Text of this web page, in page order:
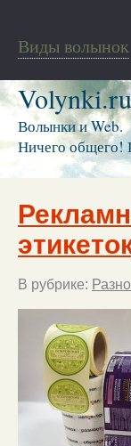
Виды волынок
Volynki.ru
Волынки и Web.
Ничего общего!
В рубрике: